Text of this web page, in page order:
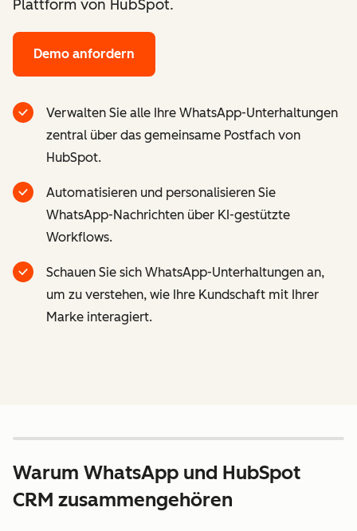
Plattform von HubSpot.
Demo anfordern
Verwalten Sie alle Ihre WhatsApp-Unterhaltungen
zentral über das gemeinsame Postfach von
HubSpot.
Automatisieren und personalisieren Sie
WhatsApp-Nachrichten über KI-gestützte
Workflows.
Schauen Sie sich WhatsApp-Unterhaltungen an,
um zu verstehen, wie Ihre Kundschaft mit Ihrer
Marke interagiert.
Warum WhatsApp und HubSpot
CRM zusammengehören